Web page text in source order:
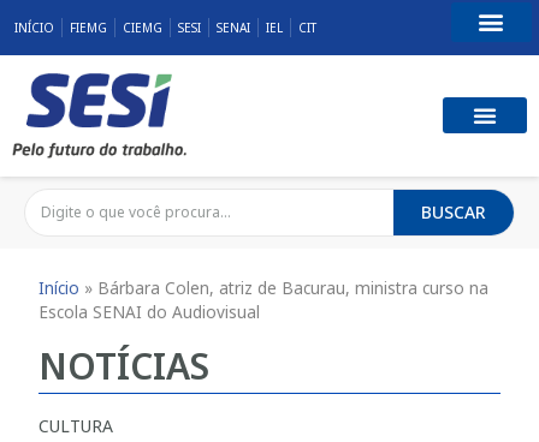
INÍCIO FIEMG CIEMG SESI SENAI IEL CIT
BUSCAR
Início » Bárbara Colen, atriz de Bacurau, ministra curso na
Escola SENAI do Audiovisual
NOTÍCIAS
CULTURA